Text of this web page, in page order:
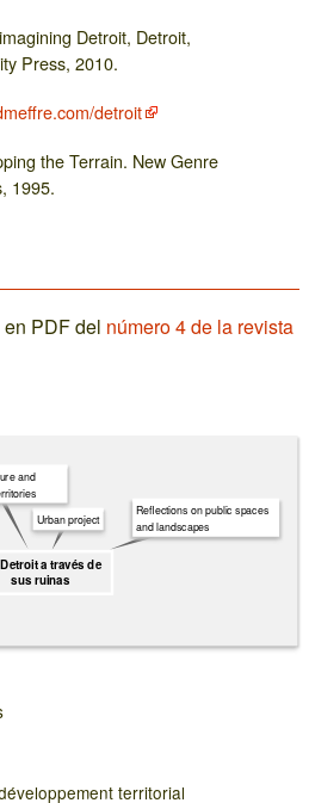
Detroit, Detroit,
Press, 2010.
detroit
the Terrain. New Genre
1995.
PDF del número 4 de la revista
a través de
sus ruinas
Reflections on public spaces
and landscapes
Urban project
and
territorial